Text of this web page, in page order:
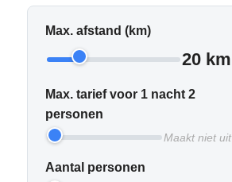
Max. afstand (km)
20 km
Max. tarief voor 1 nacht 2
personen
Maakt niet uit
Aantal personen